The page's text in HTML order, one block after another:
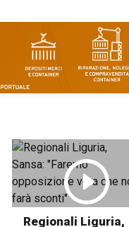
Regionali Liguria,